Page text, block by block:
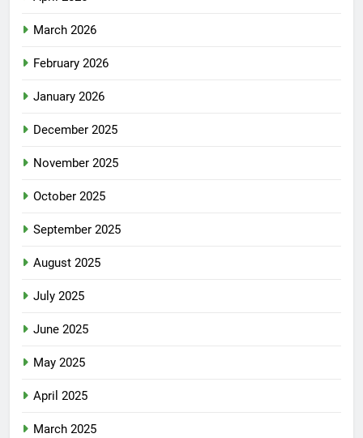
March 2026
February 2026
January 2026
December 2025
November 2025
October 2025
September 2025
August 2025
July 2025
June 2025
May 2025
April 2025
March 2025